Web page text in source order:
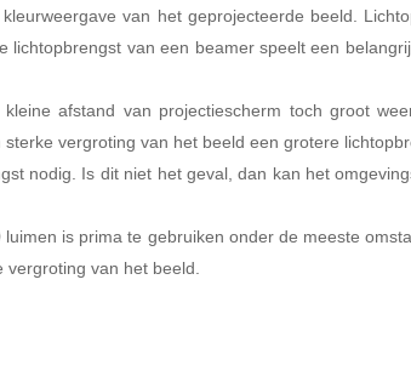
van het geprojecteerde beeld.
van een beamer speelt een
afstand van projectiescherm toch groot
vergroting van het beeld een grotere
nodig. Is dit niet het geval, dan kan het
is prima te gebruiken onder de meeste
van het beeld.